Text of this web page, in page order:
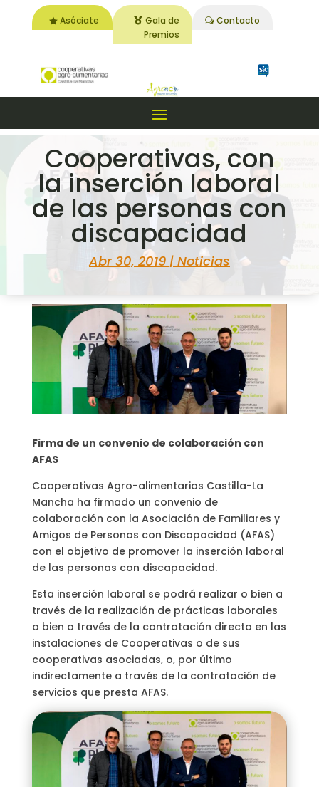
Asóciate
Gala de
Premios
Contacto
Cooperativas, con
la inserción laboral
de las personas con
discapacidad
Abr 30, 2019| Noticias
Firma de un convenio de colaboración con
AFAS
Cooperativas Agro-alimentarias Castilla-La
Mancha ha firmado un convenio de
colaboración con la Asociación de Familiares y
Amigos de Personas con Discapacidad (AFAS)
con el objetivo de promover la inserción laboral
de las personas con discapacidad.
Esta inserción laboral se podrá realizar o bien a
través de la realización de prácticas laborales
o bien a través de la contratación directa en las
instalaciones de Cooperativas o de sus
cooperativas asociadas, o, por último
indirectamente a través de la contratación de
servicios que presta AFAS.